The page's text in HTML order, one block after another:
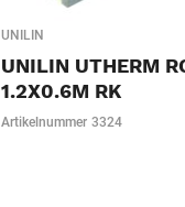
UNILIN
UNILIN UTHERM
1.2X0.6M RK
Artikelnummer 3324